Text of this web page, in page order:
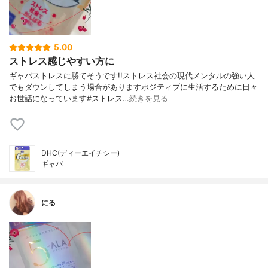
5.00
ストレス感じやすい方に
ギャバストレスに勝てそうです!!ストレス社会の現代メンタルの強い人
でもダウンしてしまう場合がありますポジティブに生活するために日々
お世話になっています#ストレス…続きを見る
DHC(ディーエイチシー)
ギャバ
にる